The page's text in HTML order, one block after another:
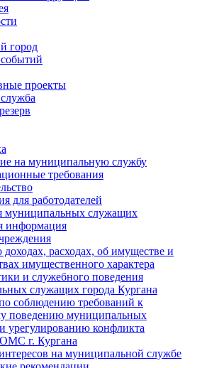
город
проекты
на муниципальную службу
требования
для работодателей
муниципальных служащих
информация
доходах, расходах, об имуществе и
имущественного характера
и служебного поведения
служащих города Кургана
соблюдению требований к
поведению муниципальных
урегулированию конфликта
г. Кургана
на муниципальной службе